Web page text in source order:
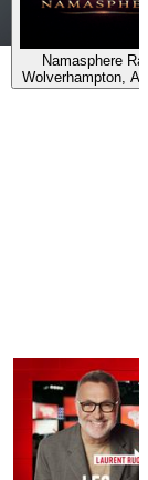
Namasphere
Wolverhampton,